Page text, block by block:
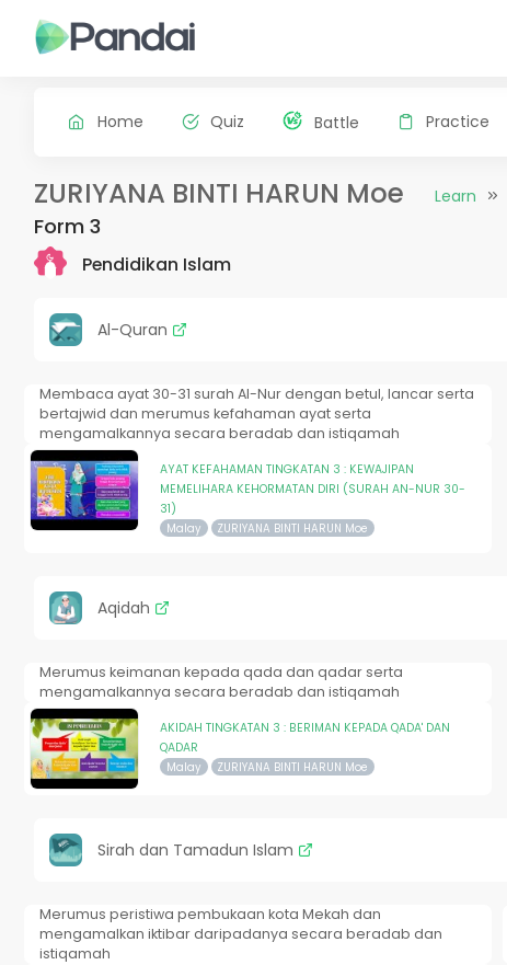
Home Quiz Battle Practice
ZURIYANA BINTI HARUN Moe Learn
Form 3
Pendidikan Islam
Al-Quran
Membaca ayat 30-31 surah Al-Nur dengan betul, lancar serta
bertajwid dan merumus kefahaman ayat serta
mengamalkannya secara beradab dan istiqamah
AYAT KEFAHAMAN TINGKATAN 3 : KEWAJIPAN
MEMELIHARA KEHORMATAN DIRI (SURAH AN-NUR 30-
31)
Malay ZURIYANA BINTI HARUN Moe
Aqidah
Merumus keimanan kepada qada dan qadar serta
mengamalkannya secara beradab dan istiqamah
AKIDAH TINGKATAN 3 : BERIMAN KEPADA QADA' DAN
QADAR
Malay ZURIYANA BINTI HARUN Moe
Sirah dan Tamadun Islam
Merumus peristiwa pembukaan kota Mekah dan
mengamalkan iktibar daripadanya secara beradab dan
istiqamah